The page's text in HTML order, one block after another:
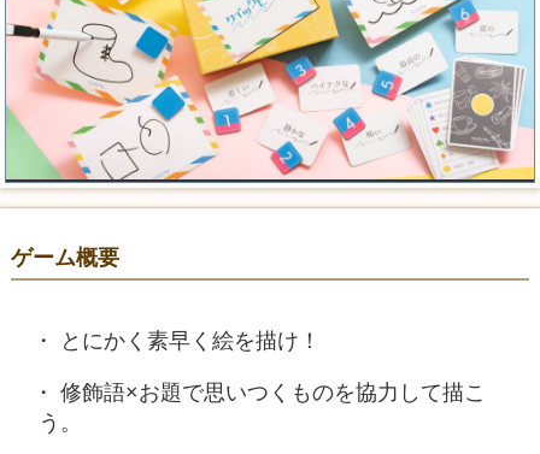
ゲーム概要
とにかく素早く絵を描け！
修飾語×お題で思いつくものを協力して描こ
う。